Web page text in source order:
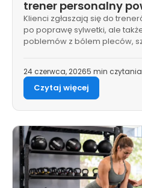
trener personalny
Klienci zgłaszają się do
po poprawę sylwetki, ale
poblemów z bólem pleców,
24 czerwca, 20265 min czytania
Czytaj więcej